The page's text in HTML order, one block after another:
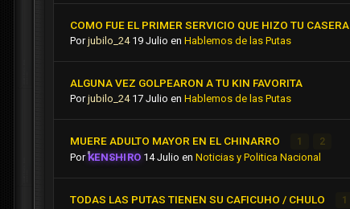
COMO FUE EL PRIMER SERVICIO QUE HIZO TU CASERA
Porjubilo_24 19 Julio en Hablemos de las Putas
ALGUNA VEZ GOLPEARON A TU KIN FAVORITA
Porjubilo_24 17 Julio en Hablemos de las Putas
MUERE ADULTO MAYOR EN EL CHINARRO 1 2
PorKENSHIRO 14 Julio enNoticias y Politica Nacional
TODAS LAS PUTAS TIENEN SU CAFICUHO / CHULO 1